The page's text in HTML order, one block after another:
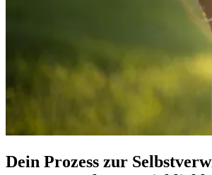
Dein Prozess zur